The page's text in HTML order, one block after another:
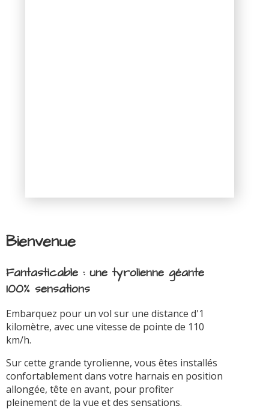
Bienvenue
Fantasticable : une tyrolienne géante
100% sensations
Embarquez pour un vol sur une distance d'1
kilomètre, avec une vitesse de pointe de 110
km/h.
Sur cette grande tyrolienne, vous êtes installés
confortablement dans votre harnais en position
allongée, tête en avant, pour profiter
pleinement de la vue et des sensations.